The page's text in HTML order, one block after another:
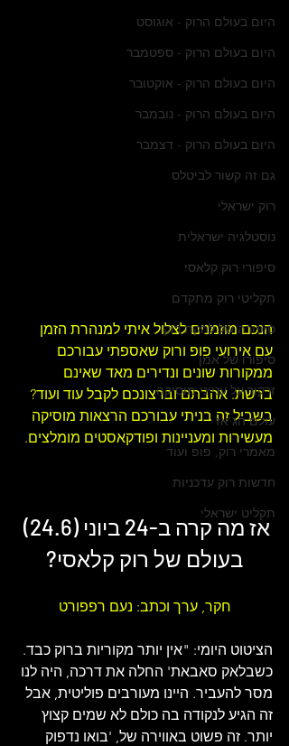
היום בעולם הרוק - אוגוסט
היום בעולם הרוק - ספטמבר
היום בעולם הרוק - אוקטובר
היום בעולם הרוק - נובמבר
היום בעולם הרוק - דצמבר
גם זה קשור לביטלס
רוק ישראלי
נוסטלגיה ישראלית
סיפורי רוק קלאסי
תקליטי רוק מתקדם
סיפורה של להקת רוק
סיפורו של אמן
זרקור על ענייני מוסיקה
עולם הג'אז
מאמרי רוק, פופ ועוד
חדשות רוק עדכניות
תקליט ישראלי
הנכם מוזמנים לצלול איתי למנהרת הזמן
עם אירועי פופ ורוק שאספתי עבורכם
ממקורות שונים ונדירים מאד שאינם
ברשת. אהבתם וברצונכם לקבל עוד ועוד?
בשביל זה בניתי עבורכם הרצאות מוסיקה
מעשירות ומעניינות ופודקאסטים מומלצים.
אז מה קרה ב-24 ביוני (24.6)
בעולם של רוק קלאסי?
חקר, ערך וכתב: נעם רפפורט
הציטוט היומי: "אין יותר מקוריות ברוק כבד.
כשבלאק סאבאת' החלה את דרכה, היה לנו
מסר להעביר. היינו מעורבים פוליטית, אבל
זה הגיע לנקודה בה כולם לא שמים קצוץ
יותר. זה פשוט באווירה של, 'בואו נדפוק